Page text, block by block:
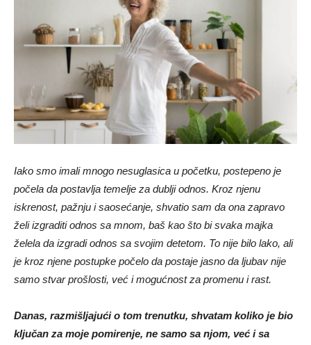
počela da postavlja temelje za dublji odnos. Kroz njenu
iskrenost, pažnju i saosećanje, shvatio sam da ona zapravo
želi izgraditi odnos sa mnom, baš kao što bi svaka majka
želela da izgradi odnos sa svojim detetom. To nije bilo lako, ali
je kroz njene postupke počelo da postaje jasno da ljubav nije
samo stvar prošlosti, već i mogućnost za promenu i rast.
ključan za moje pomirenje, ne samo sa njom, već i sa
sobom. Maćeha mi je postala važna osoba u životu, neko